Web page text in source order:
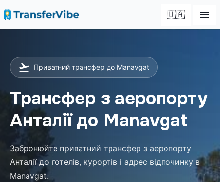
🇺🇦
Приватний трансфер до Manavgat
Трансфер з аеропорту
Анталії до Manavgat
Забронюйте приватний трансфер з аеропорту
Анталії до готелів, курортів і адрес відпочинку в
Manavgat.